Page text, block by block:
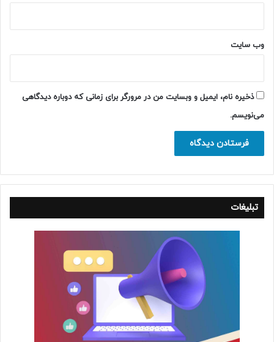
وب‌ سایت
ذخیره نام، ایمیل و وبسایت من در مرورگر برای زمانی که دوباره دیدگاهی
می‌نویسم.
تبلیغات